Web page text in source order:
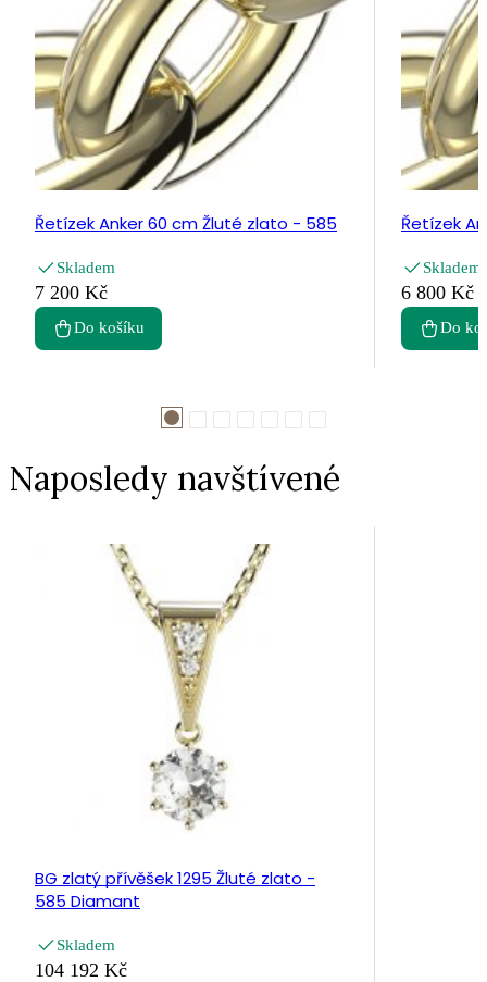
Řetízek Anker 60 cm Žluté zlato - 585
Skladem
7 200 Kč
Do košíku
Řetízek
Skladem
6 800 Kč
Do
Naposledy navštívené
BG zlatý přívěšek 1295 Žluté zlato -
585 Diamant
Skladem
104 192 Kč